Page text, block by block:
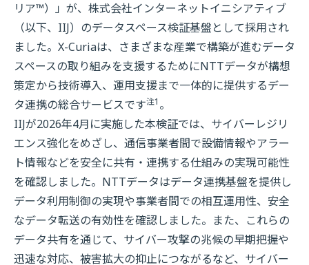
リア™）」が、株式会社インターネットイニシアティブ
（以下、IIJ）のデータスペース検証基盤として採用され
ました。X-Curiaは、さまざまな産業で構築が進むデータ
スペースの取り組みを支援するためにNTTデータが構想
策定から技術導入、運用支援まで一体的に提供するデー
タ連携の総合サービスです注1 。
IIJが2026年4月に実施した本検証では、サイバーレジリ
エンス強化をめざし、通信事業者間で設備情報やアラー
ト情報などを安全に共有・連携する仕組みの実現可能性
を確認しました。NTTデータはデータ連携基盤を提供し
データ利用制御の実現や事業者間での相互運用性、安全
なデータ転送の有効性を確認しました。また、これらの
データ共有を通じて、サイバー攻撃の兆候の早期把握や
迅速な対応、被害拡大の抑止につながるなど、サイバー